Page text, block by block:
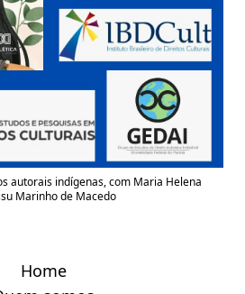
autorais indígenas, com Maria Helena
Marinho de Macedo
Home